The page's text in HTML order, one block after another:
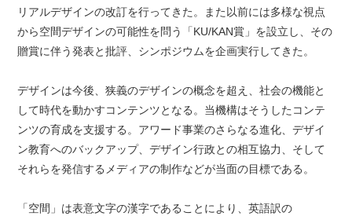
リアルデザインの改訂を行ってきた。また以前には多様な視点
から空間デザインの可能性を問う「KU/KAN賞」を設立し、その
贈賞に伴う発表と批評、シンポジウムを企画実行してきた。
デザインは今後、狭義のデザインの概念を超え、社会の機能と
して時代を動かすコンテンツとなる。当機構はそうしたコンテ
ンツの育成を支援する。アワード事業のさらなる進化、デザイ
ン教育へのバックアップ、デザイン行政との相互協力、そして
それらを発信するメディアの制作などが当面の目標である。
「空間」は表意文字の漢字であることにより、英語訳の